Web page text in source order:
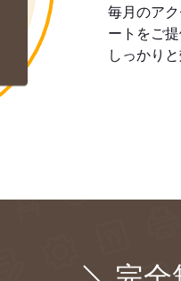
毎月のア
ートをご提
しっかり